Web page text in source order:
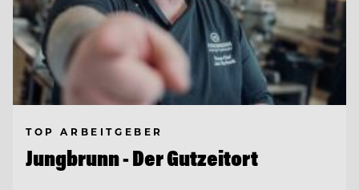
TOP ARBEITGEBER
Jungbrunn - Der Gutzeitort